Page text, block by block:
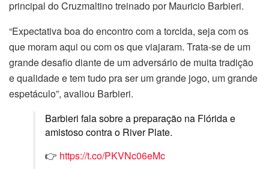
principal do Cruzmaltino treinado por Mauricio Barbieri.
“Expectativa boa do encontro com a torcida, seja com os
que moram aqui ou com os que viajaram. Trata-se de um
grande desafio diante de um adversário de muita tradição
e qualidade e tem tudo pra ser um grande jogo, um grande
espetáculo”, avaliou Barbieri.
Barbieri fala sobre a preparação na Flórida e
amistoso contra o River Plate.
👉 https://t.co/PKVNc06eMc